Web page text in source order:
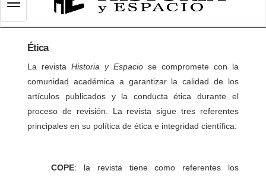
Toggle navigation
Ética
La revistaHistoria y Espacio se compromete con la
comunidad académica a garantizar la calidad de los
artículos publicados y la conducta ética durante el
proceso de revisión. La revista sigue tres referentes
principales en su política de ética e integridad científica:
COPE: la revista tiene como referentes los